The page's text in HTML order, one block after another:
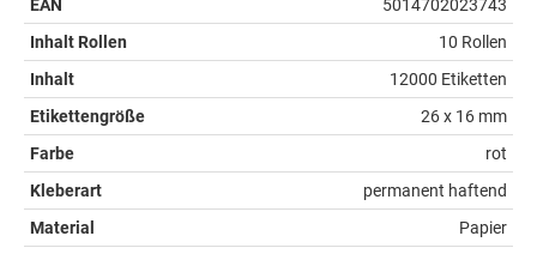
EAN
5014702023743
Inhalt Rollen
10 Rollen
Inhalt
12000 Etiketten
Etikettengröße
26 x 16 mm
Farbe
rot
Kleberart
permanent haftend
Material
Papier